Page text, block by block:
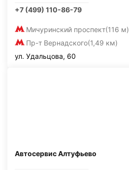
+7 (499) 110-86-79
Мичуринский проспект(116 м)
Пр-т Вернадского(1,49 км)
ул. Удальцова, 60
Автосервис Алтуфьево